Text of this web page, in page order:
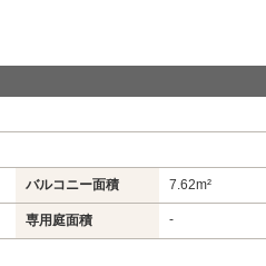
バルコニー面積 7.62m²
専用庭面積 -